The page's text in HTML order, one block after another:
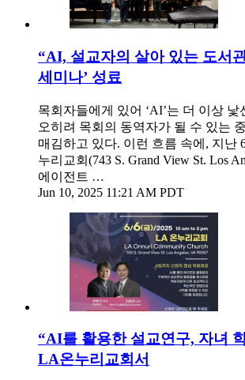
“AI, 설교자의 살아 있는 도서
세미나’ 성료
목회자들에게 있어 ‘AI’는 더 이상 낯
오히려 목회의 동역자가 될 수 있는
매김하고 있다. 이런 흐름 속에, 지난
누리교회(743 S. Grand View St. Los
에이전트 …
Jun 10, 2025 11:21 AM PDT
“AI를 활용한 설교연구, 자녀
LA온누리교회서